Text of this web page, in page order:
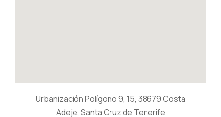
Urbanización Polígono 9, 15, 38679 Costa
Adeje, Santa Cruz de Tenerife